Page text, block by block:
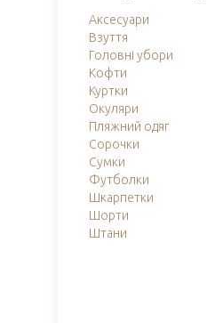
Аксесуари
Взуття
Головні убори
Кофти
Куртки
Окуляри
Пляжний одяг
Сорочки
Сумки
Футболки
Шкарпетки
Шорти
Штани